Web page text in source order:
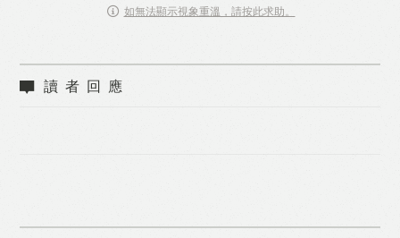
如無法顯示視象重溫，請按此求助。
讀者回應